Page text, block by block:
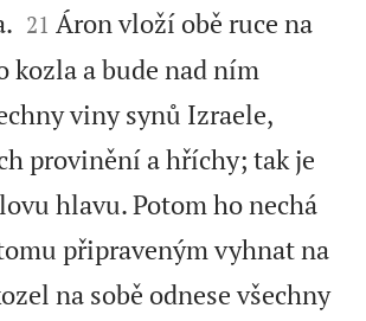


21 Áron vloží obě ruce na
kozla a bude nad ním
viny synů Izraele,
provinění a hříchy; tak je
hlavu. Potom ho nechá
připraveným vyhnat na
na sobě odnese všechny